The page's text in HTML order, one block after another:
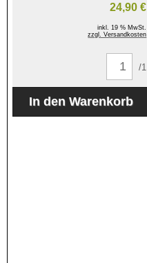
24,90 €
inkl. 19 % MwSt.
zzgl. Versandkosten
/1